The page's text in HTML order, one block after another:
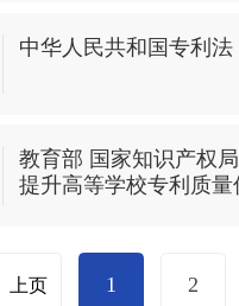
中华人民共和国专利法
教育部 国家知识产权
提升高等学校专利质量
上页 1 2